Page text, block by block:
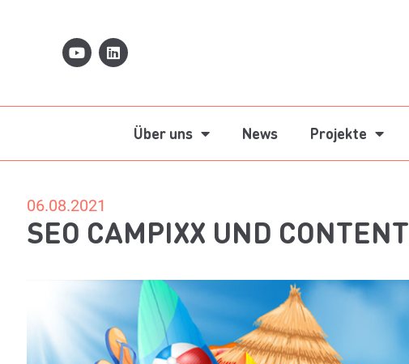
Über uns News Projekte
06.08.2021
SEO CAMPIXX UND